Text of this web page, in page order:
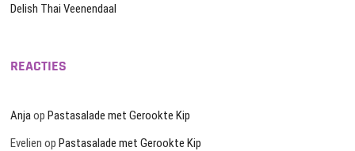
Delish Thai Veenendaal
REACTIES
AnjaopPastasalade met Gerookte Kip
Evelien opPastasalade met Gerookte Kip